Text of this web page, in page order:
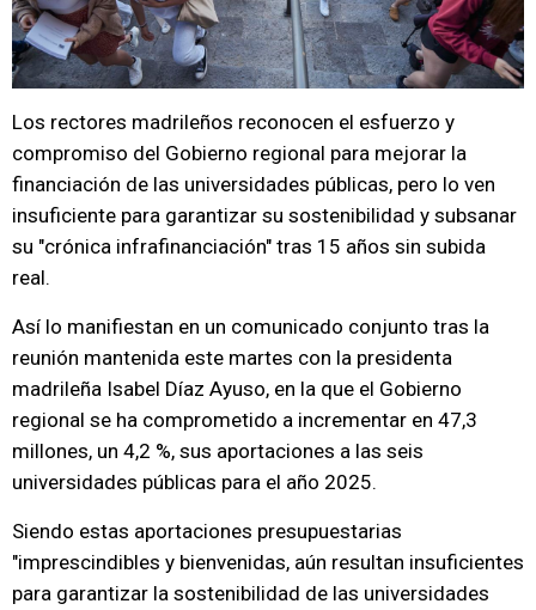
Los rectores madrileños reconocen el esfuerzo y
compromiso del Gobierno regional para mejorar la
financiación de las universidades públicas, pero lo ven
insuficiente para garantizar su sostenibilidad y subsanar
su "crónica infrafinanciación" tras 15 años sin subida
real.
Así lo manifiestan en un comunicado conjunto tras la
reunión mantenida este martes con la presidenta
madrileña Isabel Díaz Ayuso, en la que el Gobierno
regional se ha comprometido a incrementar en 47,3
millones, un 4,2 %, sus aportaciones a las seis
universidades públicas para el año 2025.
Siendo estas aportaciones presupuestarias
"imprescindibles y bienvenidas, aún resultan insuficientes
para garantizar la sostenibilidad de las universidades